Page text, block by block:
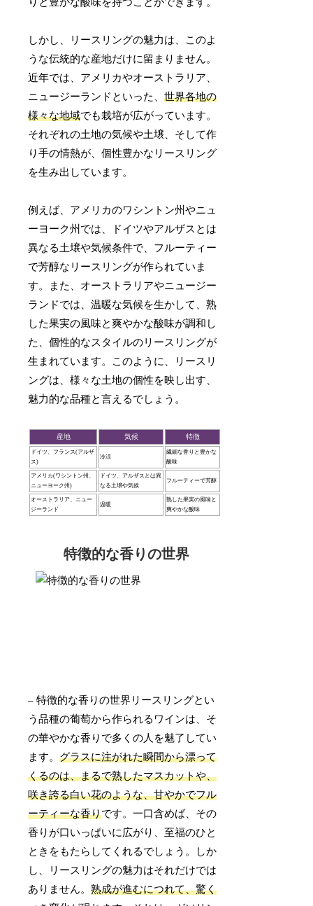
しかし、リースリングの魅力は、このよ
うな伝統的な産地だけに留まりません。
近年では、アメリカやオーストラリア、
ニュージーランドといった、世界各地の
様々な地域でも栽培が広がっています。
それぞれの土地の気候や土壌、そして作
り手の情熱が、個性豊かなリースリング
を生み出しています。
例えば、アメリカのワシントン州やニュ
ーヨーク州では、ドイツやアルザスとは
異なる土壌や気候条件で、フルーティー
で芳醇なリースリングが作られていま
す。また、オーストラリアやニュージー
ランドでは、温暖な気候を生かして、熟
した果実の風味と爽やかな酸味が調和し
た、個性的なスタイルのリースリングが
生まれています。このように、リースリ
ングは、様々な土地の個性を映し出す、
魅力的な品種と言えるでしょう。
産地 気候 特徴
ドイツ、フランス(アルザ
ス)
冷涼
繊細な香りと豊かな
酸味
アメリカ(ワシントン州、
ニューヨーク州)
ドイツ、アルザスとは異
なる土壌や気候
フルーティーで芳醇
オーストラリア、ニュー
ジーランド
温暖
熟した果実の風味と
爽やかな酸味
特徴的な香りの世界
– 特徴的な香りの世界リースリングとい
う品種の葡萄から作られるワインは、そ
の華やかな香りで多くの人を魅了してい
ます。グラスに注がれた瞬間から漂って
くるのは、まるで熟したマスカットや、
咲き誇る白い花のような、甘やかでフル
ーティーな香りです。一口含めば、その
香りが口いっぱいに広がり、至福のひと
ときをもたらしてくれるでしょう。しか
し、リースリングの魅力はそれだけでは
ありません。熟成が進むにつれて、驚く